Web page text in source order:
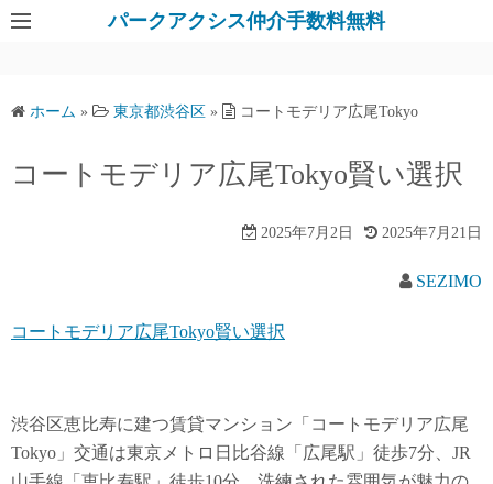
パークアクシス仲介手数料無料
ホーム » 東京都渋谷区 » コートモデリア広尾Tokyo
コートモデリア広尾Tokyo賢い選択
2025年7月2日 2025年7月21日
SEZIMO
コートモデリア広尾Tokyo賢い選択
渋谷区恵比寿に建つ賃貸マンション「コートモデリア広尾
Tokyo」交通は東京メトロ日比谷線「広尾駅」徒歩7分、JR